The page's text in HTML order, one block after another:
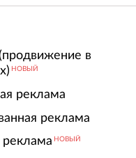
в
НОВЫЙ
реклама
реклама
НОВЫЙ